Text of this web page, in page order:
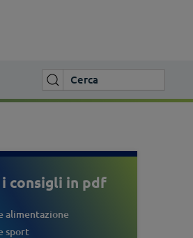
i consigli in pdf
alimentazione
sport